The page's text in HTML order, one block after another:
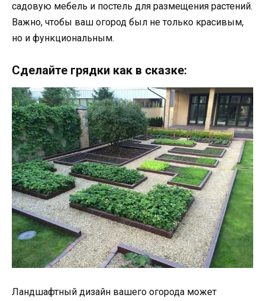
садовую мебель и постель для размещения растений.
Важно, чтобы ваш огород был не только красивым,
но и функциональным.
Сделайте грядки как в сказке:
Ландшафтный дизайн вашего огорода может